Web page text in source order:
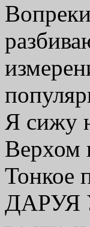
Я сижу
Тонкое
ДАРУЯ